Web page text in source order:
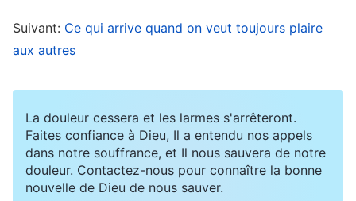
vie, si tu vois des gens blasphémer contre Dieu,
ne pas craindre Dieu, être superficiels en
le travail de l’Église, tu seras capable de les
traiter selon les vérités-principes, en
discernant ceux qui doivent être discernés et
en exposant ceux qui doivent être exposés. Si
Suivant: Ce qui arrive quand on veut toujours plaire
aux autres
La douleur cessera et les larmes s'arrêteront.
Faites confiance à Dieu, Il a entendu nos appels
dans notre souffrance, et Il nous sauvera de notre
douleur. Contactez-nous pour connaître la bonne
nouvelle de Dieu de nous sauver.